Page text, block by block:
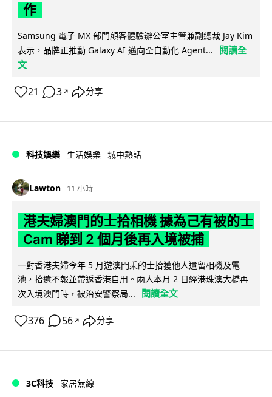
作
Samsung 電子 MX 部門顧客體驗辦公室主管兼副總裁 Jay Kim
表示，品牌正推動 Galaxy AI 邁向全自動化 Agent...
閱讀全
文
21 3 ↗ 分享
科技娛樂 生活娛樂 城中熱話
Lawton 11 小時
港夫婦澳門的士拾相機 據為己有被的士
Cam 睇到 2 個月後再入境被捕
一對香港夫婦今年 5 月遊澳門乘的士拾獲他人遺留相機及電
池，拾遺不報並帶返香港自用。兩人本月 2 日經港珠澳大橋再
次入境澳門時，被治安警察局...
閱讀全文
376 56 ↗ 分享
3C科技 家居無線